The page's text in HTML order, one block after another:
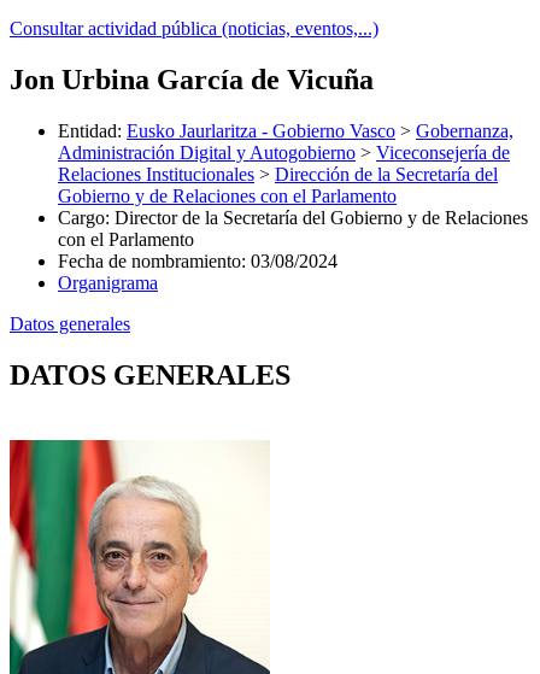
Consultar actividad pública (noticias, eventos,...)
Jon Urbina García de Vicuña
Entidad: Eusko Jaurlaritza - Gobierno Vasco > Gobernanza,
Administración Digital y Autogobierno > Viceconsejería de
Relaciones Institucionales > Dirección de la Secretaría del
Gobierno y de Relaciones con el Parlamento
Cargo: Director de la Secretaría del Gobierno y de Relaciones
con el Parlamento
Fecha de nombramiento: 03/08/2024
Organigrama
Datos generales
DATOS GENERALES